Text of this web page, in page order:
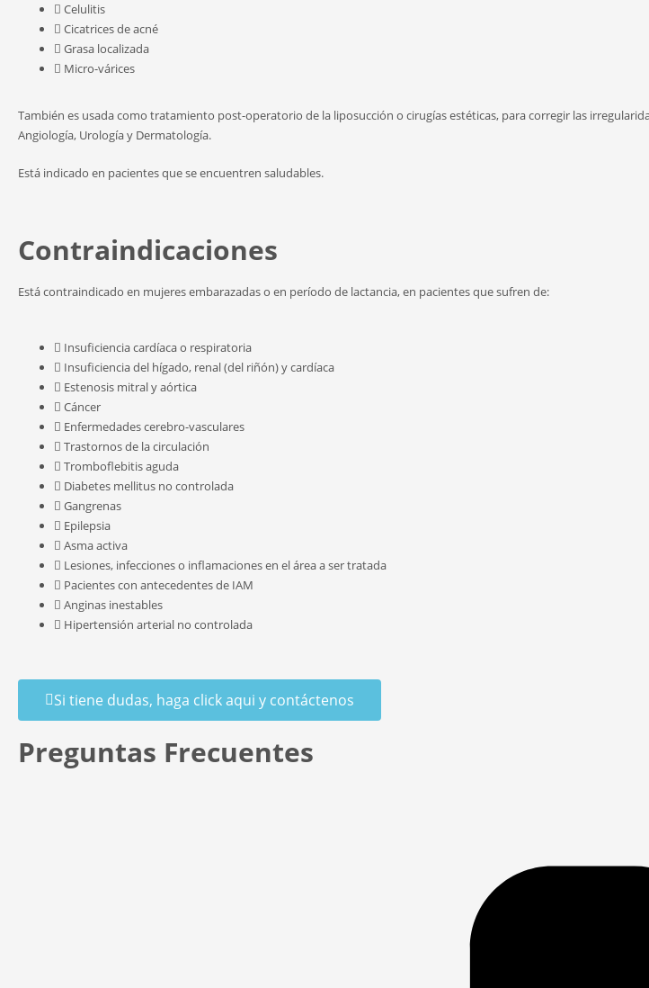
Celulitis
Cicatrices de acné
Grasa localizada
Micro-várices
También es usada como tratamiento post-operatorio de la liposucción o cirugías estéticas, para corregir las
Angiología, Urología y Dermatología.
Está indicado en pacientes que se encuentren saludables.
Contraindicaciones
Está contraindicado en mujeres embarazadas o en período de lactancia, en pacientes que sufren de:
Insuficiencia cardíaca o respiratoria
Insuficiencia del hígado, renal (del riñón) y cardíaca
Estenosis mitral y aórtica
Cáncer
Enfermedades cerebro-vasculares
Trastornos de la circulación
Tromboflebitis aguda
Diabetes mellitus no controlada
Gangrenas
Epilepsia
Asma activa
Lesiones, infecciones o inflamaciones en el área a ser tratada
Pacientes con antecedentes de IAM
Anginas inestables
Hipertensión arterial no controlada
Si tiene dudas, haga click aqui y contáctenos
Preguntas Frecuentes